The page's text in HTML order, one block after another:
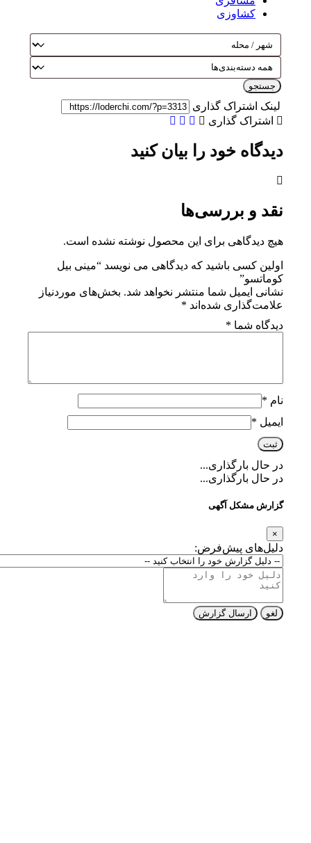
کشاوزی
جستجو
لینک اشتراک گذاری
اشتراک گذاری
دیدگاه خود را بیان کنید
نقد و بررسی‌ها
هیچ دیدگاهی برای این محصول نوشته نشده است.
اولین کسی باشید که دیدگاهی می نویسد “مینی بیل
کوماتسو”
نشانی ایمیل شما منتشر نخواهد شد. بخش‌های موردنیاز
علامت‌گذاری شده‌اند*
دیدگاه شما *
*
در حال بارگذاری...
در حال بارگذاری...
گزارش مشکل آگهی
دلیل‌های پیش‌فرض:
ارسال گزارش